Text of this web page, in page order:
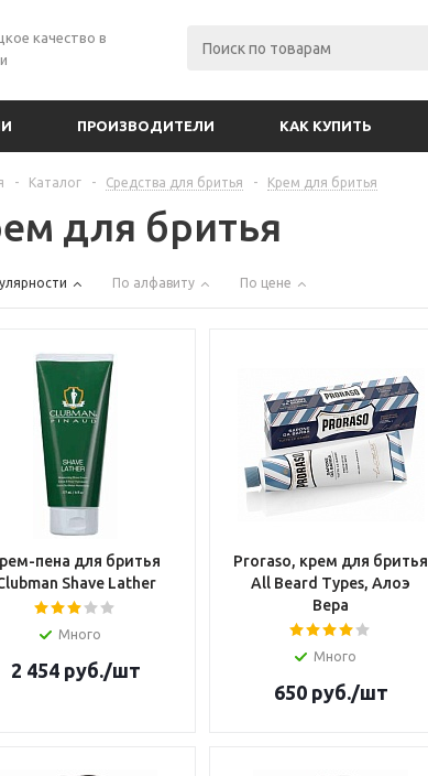
качество в
ПРОИЗВОДИТЕЛИ КАК КУПИТЬ
- Каталог - Средства для бритья - Крем для бритья
для бритья
По алфавиту По цене
пена для бритья
Shave Lather
Много
2 454руб./шт
Proraso, крем для бритья
All Beard Types, Алоэ
Вера
Много
650руб./шт